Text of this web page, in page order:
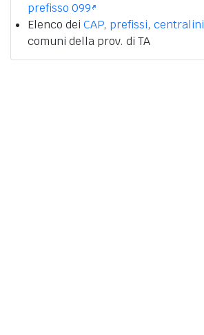
prefisso 099
Elenco dei CAP, prefissi, centralini
comuni della prov. di TA